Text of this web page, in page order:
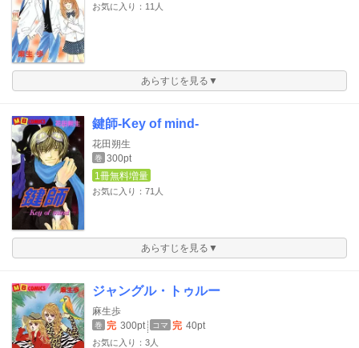
お気に入り：11人
あらすじを見る▼
鍵師-Key of mind-
花田朔生
巻 300pt
1冊無料増量
お気に入り：71人
あらすじを見る▼
ジャングル・トゥルー
麻生歩
巻 完 300pt コマ 完 40pt
お気に入り：3人